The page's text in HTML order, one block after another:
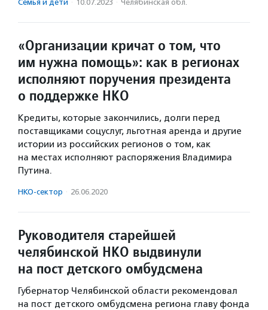
Семья и дети · 10.07.2023 · Челябинская обл.
«Организации кричат о том, что
им нужна помощь»: как в регионах
исполняют поручения президента
о поддержке НКО
Кредиты, которые закончились, долги перед
поставщиками соцуслуг, льготная аренда и другие
истории из российских регионов о том, как
на местах исполняют распоряжения Владимира
Путина.
НКО-сектор · 26.06.2020
Руководителя старейшей
челябинской НКО выдвинули
на пост детского омбудсмена
Губернатор Челябинской области рекомендовал
на пост детского омбудсмена региона главу фонда